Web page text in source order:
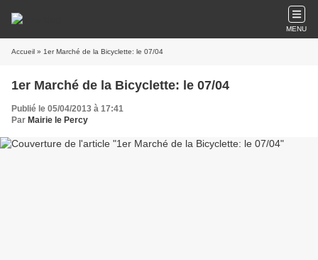
MENU
Accueil » 1er Marché de la Bicyclette: le 07/04
1er Marché de la Bicyclette: le 07/04
Publié le 05/04/2013 à 17:41
Par Mairie le Percy